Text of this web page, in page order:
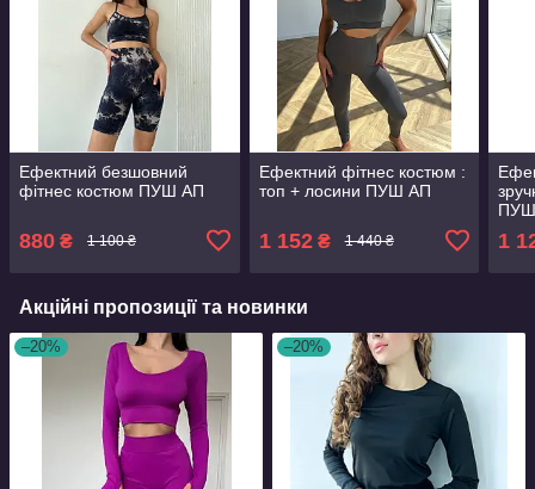
Ефектний безшовний
фітнес костюм ПУШ АП
880 ₴ 1 100 ₴
Ефектний фітнес костюм :
топ + лосини ПУШ АП
1 152₴ 1 440 ₴ 1
Акційні пропозиції та новинки
–20% –20%